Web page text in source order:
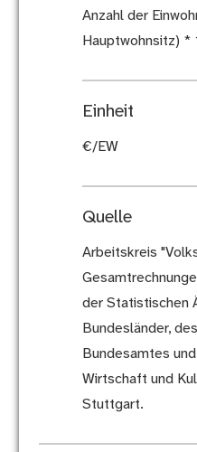
Anzahl der
Hauptwohnsitz) *
Einheit
€/EW
Quelle
Arbeitskreis
der Statistischen
Bundesländer,
Bundesamtes
Wirtschaft und
Stuttgart.